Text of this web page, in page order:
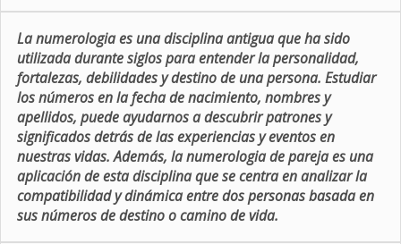
La numerologia es una disciplina antigua que ha sido
utilizada durante siglos para entender la personalidad,
fortalezas, debilidades y destino de una persona. Estudiar
los números en la fecha de nacimiento, nombres y
apellidos, puede ayudarnos a descubrir patrones y
significados detrás de las experiencias y eventos en
nuestras vidas. Además, la numerologia de pareja es una
aplicación de esta disciplina que se centra en analizar la
compatibilidad y dinámica entre dos personas basada en
sus números de destino o camino de vida.